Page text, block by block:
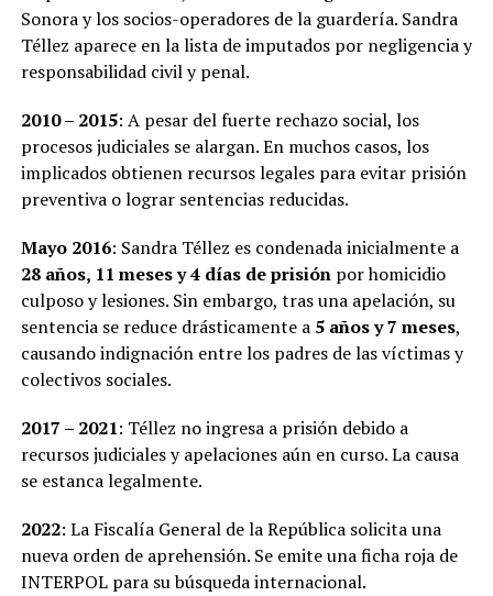
Sonora y los socios-operadores de la guardería. Sandra
Téllez aparece en la lista de imputados por negligencia y
responsabilidad civil y penal.
2010 – 2015: A pesar del fuerte rechazo social, los
procesos judiciales se alargan. En muchos casos, los
implicados obtienen recursos legales para evitar prisión
preventiva o lograr sentencias reducidas.
Mayo 2016: Sandra Téllez es condenada inicialmente a
28 años, 11 meses y 4 días de prisiónpor homicidio
culposo y lesiones. Sin embargo, tras una apelación, su
sentencia se reduce drásticamente a 5 años y 7 meses,
causando indignación entre los padres de las víctimas y
colectivos sociales.
2017 – 2021: Téllez no ingresa a prisión debido a
recursos judiciales y apelaciones aún en curso. La causa
se estanca legalmente.
2022: La Fiscalía General de la República solicita una
nueva orden de aprehensión. Se emite una ficha roja de
INTERPOL para su búsqueda internacional.